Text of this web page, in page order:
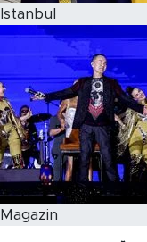
Istanbul
Magazin